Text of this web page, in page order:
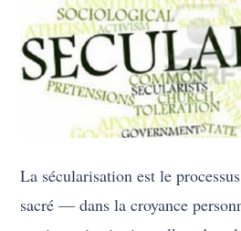
La sécularisation est le
sacré — dans la croyance